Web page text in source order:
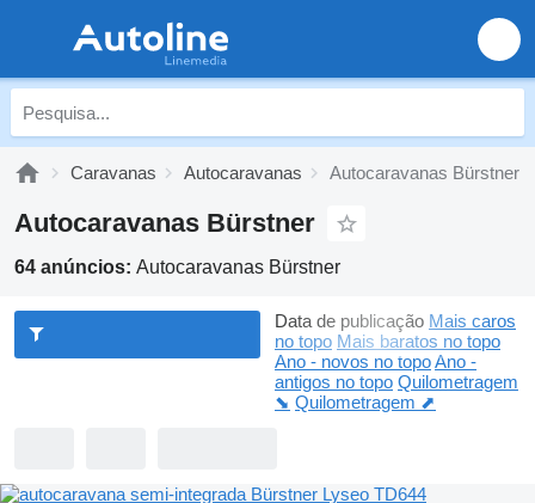
Caravanas Autocaravanas Autocaravanas Bürstner
Autocaravanas Bürstner
64 anúncios: Autocaravanas Bürstner
Data de publicação Mais caros
no topo Mais baratos no topo
Ano - novos no topoAno -
antigos no topo Quilometragem
⬊ Quilometragem ⬈